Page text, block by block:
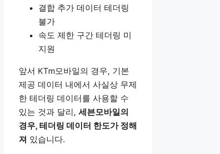
결합 추가 데이터 테더링
불가
속도 제한 구간 테더링 미
지원
앞서 KTm모바일의 경우, 기본
제공 데이터 내에서 사실상 무제
한 테더링 데이터를 사용할 수
있는 것과 달리, 세븐모바일의
경우, 테더링 데이터 한도가 정해
져 있습니다.